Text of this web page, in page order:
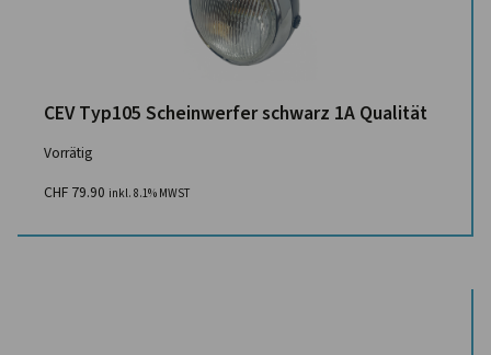
CEV Typ105 Scheinwerfer schwarz 1A Qualität
Vorrätig
CHF 79.90 inkl. 8.1% MWST